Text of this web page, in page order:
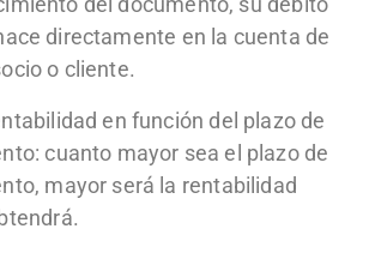
directamente en la cuenta de
o cliente.
en función del plazo de
cuanto mayor sea el plazo de
mayor será la rentabilidad